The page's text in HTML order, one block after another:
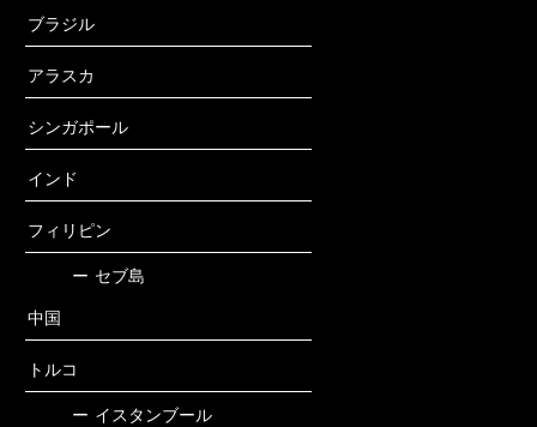
ブラジル
アラスカ
シンガポール
インド
フィリピン
ー セブ島
中国
トルコ
ー イスタンブール